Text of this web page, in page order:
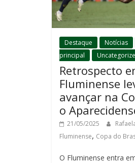
Destaque Notícias
principal
Retrospecto
Fluminense
avançar na
o
21/05/2025
Fluminense, Copa do
O Fluminense entra